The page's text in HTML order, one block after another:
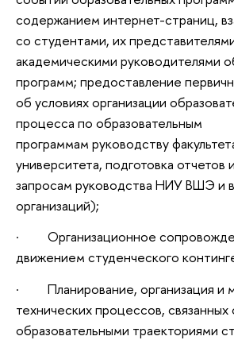
содержанием интернет-страниц,
со студентами, их
академическими руководителями
программ; предоставление
об условиях организации
процесса по образовательным
программам руководству
университета, подготовка отчетов
запросам руководства НИУ ВШЭ и
организаций);
· Организационное
движением студенческого
· Планирование, организация и
технических процессов, связанных
образовательными траекториями